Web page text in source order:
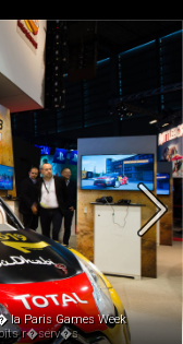
Paris Games Week
r�serv�s